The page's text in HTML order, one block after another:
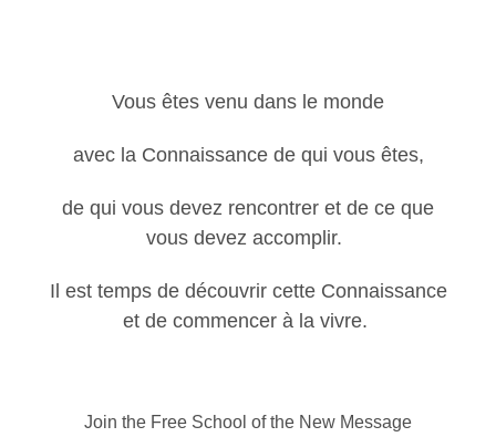
Vous êtes venu dans le monde
avec la Connaissance de qui vous êtes,
de qui vous devez rencontrer et de ce que
vous devez accomplir.
Il est temps de découvrir cette Connaissance
et de commencer à la vivre.
Join the Free School of the New Message